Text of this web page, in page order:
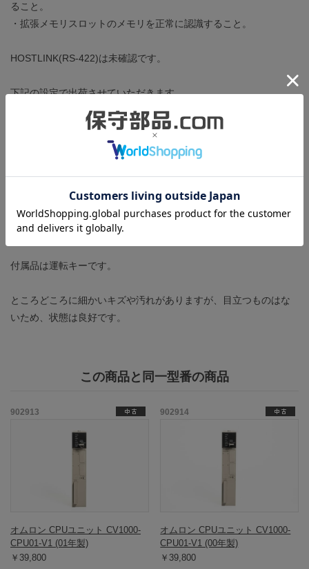
ること。
・拡張メモリスロットのメモリを正常に認識すること。
HOSTLINK(RS-422)は未確認です。
下記の設定で出荷させていただきます。
・動作モードがプログラム、バッテリーは未検出、I/Oテーブルは
空きスロット、プログラムはEND命令のみ
新品のバッテリ(C500-BAT08)を別途ご用意いただく必要がありま
す。モノタロウ様などのショップでバッテリーを別途ご購入くだ
さい。
付属品は運転キーです。
ところどころに細かいキズや汚れがありますが、目立つものはな
いため、状態は良好です。
この商品と同一型番の商品
902913
オムロン CPUユニット CV1000-
CPU01-V1 (01年製)
￥39,800
902914
オムロン CPUユニット CV1000-
CPU01-V1 (00年製)
￥39,800